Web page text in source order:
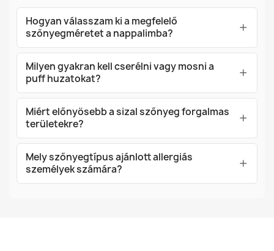
Hogyan válasszam ki a megfelelő
szőnyegméretet a nappalimba?
Milyen gyakran kell cserélni vagy mosni a
puff huzatokat?
Miért előnyösebb a sizal szőnyeg forgalmas
területekre?
Mely szőnyegtípus ajánlott allergiás
személyek számára?